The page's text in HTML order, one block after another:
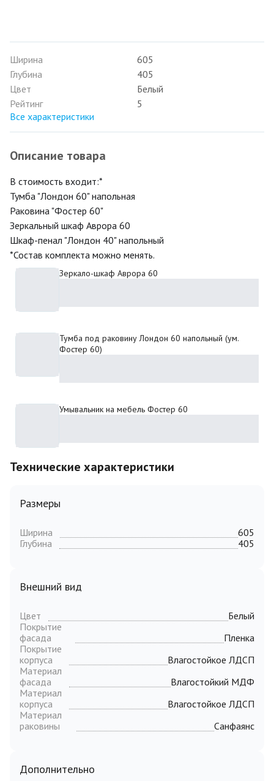
Ширина
605
Глубина
405
Цвет
Белый
Рейтинг
5
Все характеристики
Зеркало-шкаф Аврора 60
Тумба под раковину Лондон 60 напольный (ум.
Фостер 60)
Умывальник на мебель Фостер 60
Технические характеристики
Размеры
Ширина
605
Глубина
405
Внешний вид
Цвет
Белый
Покрытие
фасада
Пленка
Покрытие
корпуса
Влагостойкое ЛДСП
Материал
фасада
Влагостойкий МДФ
Материал
корпуса
Влагостойкое ЛДСП
Материал
раковины
Санфаянс
Дополнительно
Описание товара
В стоимость входит:*
Тумба "Лондон 60" напольная
Раковина "Фостер 60"
Зеркальный шкаф Аврора 60
Шкаф-пенал "Лондон 40" напольный
*Состав комплекта можно менять.